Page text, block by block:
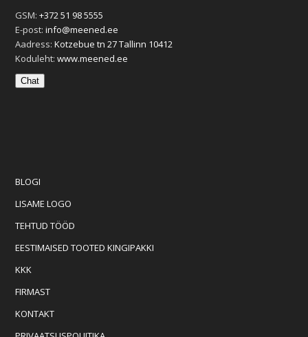
GSM:+372 51 98 5555
E-post:info@meened.ee
Aadress:Kotzebue tn 27 Tallinn 10412
Koduleht:www.meened.ee
Chat
BLOGI
LISAME LOGO
TEHTUD TÖÖD
EESTIMAISED TOOTED KINGIPAKKI
KKK
FIRMAST
KONTAKT